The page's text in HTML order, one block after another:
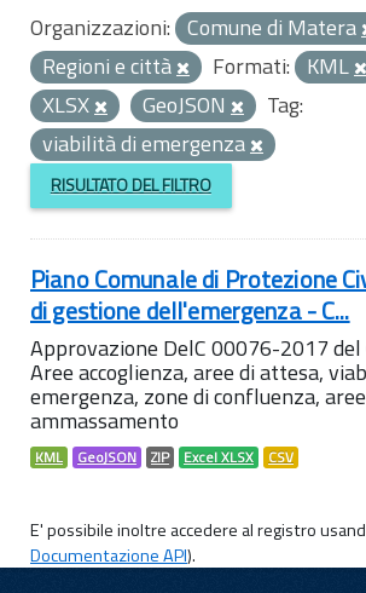
Organizzazioni: Comune di Matera
Regioni e città
Formati: KML
XLSX
GeoJSON
Tag:
viabilità di emergenza
RISULTATO DEL FILTRO
Piano Comunale di Protezione
di gestione dell'emergenza - C...
Approvazione DelC 00076-2017
Aree accoglienza, aree di attesa,
emergenza, zone di confluenza, aree
ammassamento
KML GeoJSON ZIP Excel XLSX CSV
E' possibile inoltre accedere al registro
Documentazione API).